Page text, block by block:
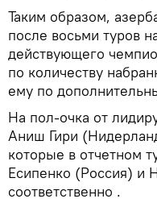
Таким образом,
после восьми туров
действующего
по количеству
ему по
На пол-очка от
Аниш Гири
которые в отчетном
Есипенко (Россия) и
соответственно .